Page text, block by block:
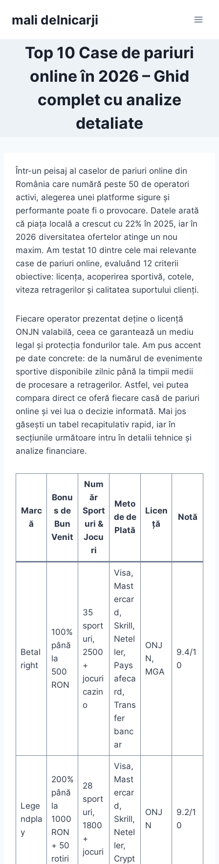
mali delnicarji
Top 10 Case de pariuri
online în 2026 – Ghid
complet cu analize
detaliate
Într-un peisaj al caselor de pariuri online din
România care numără peste 50 de operatori
activi, alegerea unei platforme sigure și
performante poate fi o provocare. Datele arată
că piața locală a crescut cu 22% în 2025, iar în
2026 diversitatea ofertelor atinge un nou
maxim. Am testat 10 dintre cele mai relevante
case de pariuri online, evaluând 12 criterii
obiective: licența, acoperirea sportivă, cotele,
viteza retragerilor și calitatea suportului clienți.
Fiecare operator prezentat deține o licență
ONJN valabilă, ceea ce garantează un mediu
legal și protecția fondurilor tale. Am pus accent
pe date concrete: de la numărul de evenimente
sportive disponibile zilnic până la timpii medii
de procesare a retragerilor. Astfel, vei putea
compara direct ce oferă fiecare casă de pariuri
online și vei lua o decizie informată. Mai jos
găsești un tabel recapitulativ rapid, iar în
secțiunile următoare intru în detalii tehnice și
analize financiare.
Marc
ă
Bonu
s de
Bun
Venit
Num
ăr
Sport
uri &
Jocu
ri
Meto
de de
Plată
Licen
ță
Notă
Betal
right
100%
până
la
500
RON
35
sport
uri,
2500
+
jocuri
cazin
o
Visa,
Mast
ercar
d,
Skrill,
Netel
ler,
Pays
afeca
rd,
Trans
fer
banc
ar
ONJ
N,
MGA
9.4/1
0
Lege
ndpla
y
200%
până
la
1000
RON
+ 50
rotiri
28
sport
uri,
1800
+
jocuri
Visa,
Mast
ercar
d,
Skrill,
Netel
ler,
Crypt
ONJ
N
9.2/1
0